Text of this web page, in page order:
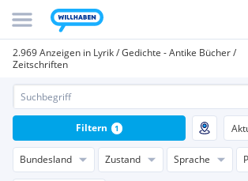
2.969 Anzeigen in Lyrik / Gedichte - Antike Bücher /
Zeitschriften
Bundesland Zustand Sprache
Filtern 1